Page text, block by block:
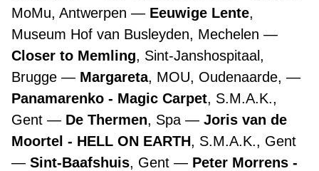
MoMu, Antwerpen
Eeuwige Lente,
Museum Hof van Busleyden, Mechelen
Closer to Memling, Sint-Janshospitaal,
Brugge
Margareta, MOU, Oudenaarde,
Panamarenko - Magic Carpet, S.M.A.K.,
Gent
De Thermen, Spa
Joris van de
Moortel - HELL ON EARTH, S.M.A.K., Gent
Sint-Baafshuis, Gent
Peter Morrens -